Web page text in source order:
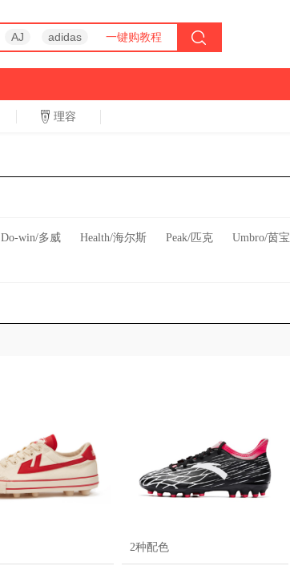
AJ adidas 一键购教程
理容
Do-win/多威 Health/海尔斯 Peak/匹克
Umbro/茵宝
2种配色